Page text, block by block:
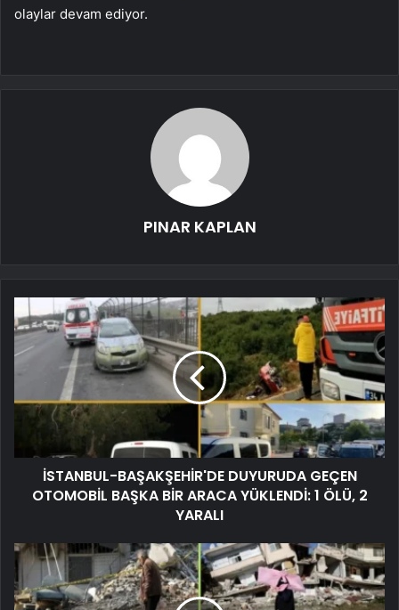
olaylar devam ediyor.
PINAR KAPLAN
İSTANBUL-BAŞAKŞEHİR'DE DUYURUDA GEÇEN
OTOMOBİL BAŞKA BİR ARACA YÜKLENDİ: 1 ÖLÜ, 2
YARALI